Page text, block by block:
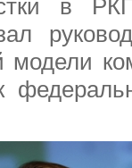
модели